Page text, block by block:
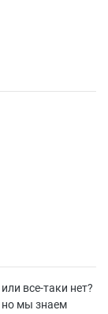
все-таки нет?
но мы знаем